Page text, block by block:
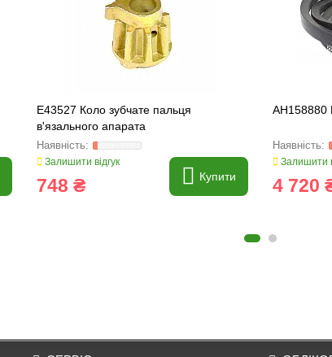
E43527 Коло зубчате пальця
в'язального апарата
Залишити відгук
748 ₴ Купити
AH158880
Залишити
4 720